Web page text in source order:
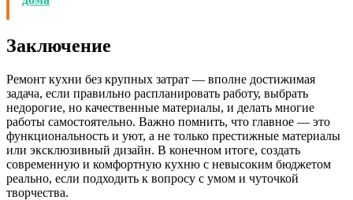
Заключение
Ремонт кухни без крупных затрат — вполне достижимая
задача, если правильно распланировать работу, выбрать
недорогие, но качественные материалы, и делать многие
работы самостоятельно. Важно помнить, что главное — это
функциональность и уют, а не только престижные материалы
или эксклюзивный дизайн. В конечном итоге, создать
современную и комфортную кухню с невысоким бюджетом
реально, если подходить к вопросу с умом и чуточкой
творчества.